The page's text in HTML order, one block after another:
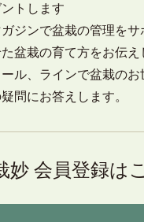
トします
ガジンで盆栽の管理を
盆栽の育て方をお伝え
ル、ラインで盆栽のお
問にお答えします。
妙 会員登録は